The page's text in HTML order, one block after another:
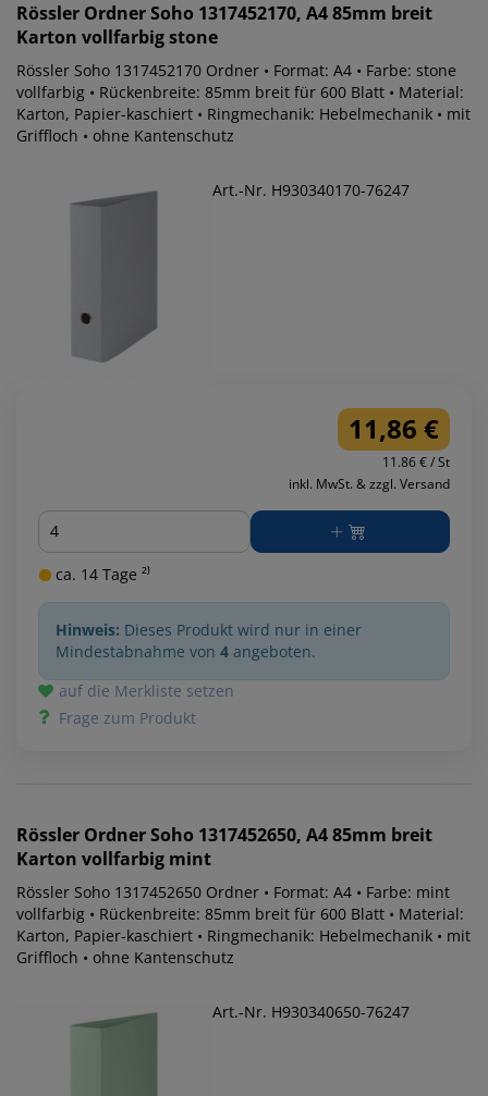
Rössler Ordner Soho 1317452170, A4 85mm breit
Karton vollfarbig stone
Rössler Soho 1317452170 Ordner • Format: A4 • Farbe: stone
vollfarbig • Rückenbreite: 85mm breit für 600 Blatt • Material:
Karton, Papier-kaschiert • Ringmechanik: Hebelmechanik • mit
Griffloch • ohne Kantenschutz
Art.-Nr. H930340170-76247
11,86 €
11.86 € / St
inkl. MwSt. & zzgl. Versand
Menge
ca. 14 Tage ²⁾
Hinweis: Dieses Produkt wird nur in einer
Mindestabnahme von 4 angeboten.
auf die Merkliste setzen
Frage zum Produkt
Rössler Ordner Soho 1317452650, A4 85mm breit
Karton vollfarbig mint
Rössler Soho 1317452650 Ordner • Format: A4 • Farbe: mint
vollfarbig • Rückenbreite: 85mm breit für 600 Blatt • Material:
Karton, Papier-kaschiert • Ringmechanik: Hebelmechanik • mit
Griffloch • ohne Kantenschutz
Art.-Nr. H930340650-76247